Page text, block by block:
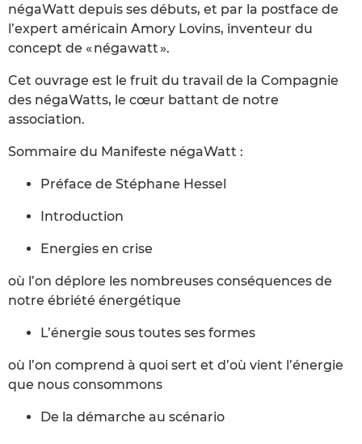
négaWatt depuis ses débuts, et par la postface de
l’expert américain Amory Lovins, inventeur du
concept de « négawatt ».
Cet ouvrage est le fruit du travail de la Compagnie
des négaWatts, le cœur battant de notre
association.
Sommaire du Manifeste négaWatt :
Préface de Stéphane Hessel
Introduction
Energies en crise
où l’on déplore les nombreuses conséquences de
notre ébriété énergétique
L’énergie sous toutes ses formes
où l’on comprend à quoi sert et d’où vient l’énergie
que nous consommons
De la démarche au scénario